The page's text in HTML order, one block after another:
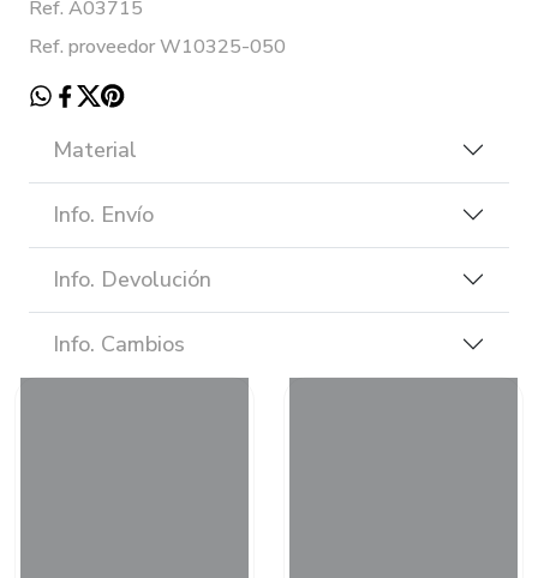
Ref. A03715
Ref. proveedor W10325-050
Material
Info. Envío
Info. Devolución
Info. Cambios